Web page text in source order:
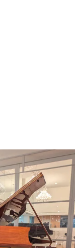
ピアノトーク
新品ピアノ価格一覧
ピアノ製品番号一覧